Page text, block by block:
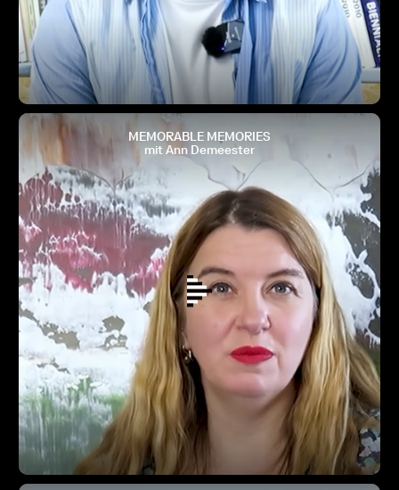
MEMORABLE MEMORIES
mit Ann Demeester